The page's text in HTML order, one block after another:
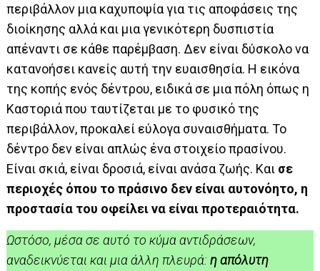
περιβάλλον μια καχυποψία για τις αποφάσεις της
διοίκησης αλλά και μια γενικότερη δυσπιστία
απέναντι σε κάθε παρέμβαση. Δεν είναι δύσκολο να
κατανοήσει κανείς αυτή την ευαισθησία. Η εικόνα
της κοπής ενός δέντρου, ειδικά σε μια πόλη όπως η
Καστοριά που ταυτίζεται με το φυσικό της
περιβάλλον, προκαλεί εύλογα συναισθήματα. Το
δέντρο δεν είναι απλώς ένα στοιχείο πρασίνου.
Είναι σκιά, είναι δροσιά, είναι ανάσα ζωής. Και σε
περιοχές όπου το πράσινο δεν είναι αυτονόητο, η
προστασία του οφείλει να είναι προτεραιότητα.
Ωστόσο, μέσα σε αυτό το κύμα αντιδράσεων,
αναδεικνύεται και μια άλλη πλευρά:η απόλυτη